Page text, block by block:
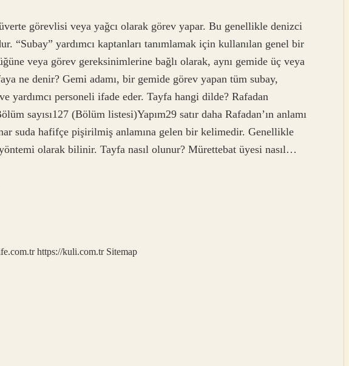
görevlisi veya yağcı olarak görev yapar. Bu genellikle denizci
“Subay” yardımcı kaptanları tanımlamak için kullanılan genel bir
veya görev gereksinimlerine bağlı olarak, aynı gemide üç veya
ne denir? Gemi adamı, bir gemide görev yapan tüm subay,
yardımcı personeli ifade eder. Tayfa hangi dilde? Rafadan
sayısı127 (Bölüm listesi)Yapım29 satır daha Rafadan’ın anlamı
suda hafifçe pişirilmiş anlamına gelen bir kelimedir. Genellikle
olarak bilinir. Tayfa nasıl olunur? Mürettebat üyesi nasıl…
https://kuli.com.tr Sitemap